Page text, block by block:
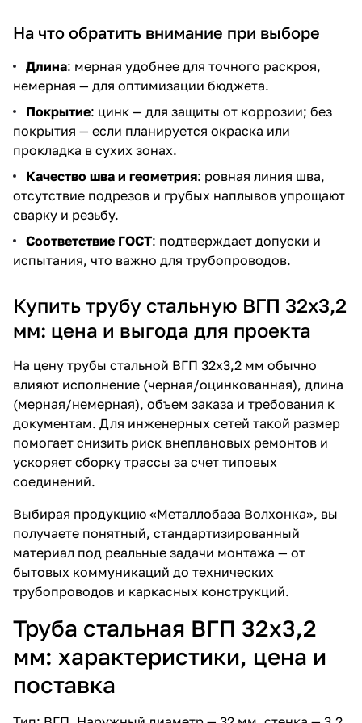
На что обратить внимание при выборе
Длина: мерная удобнее для точного раскроя,
немерная — для оптимизации бюджета.
Покрытие: цинк — для защиты от коррозии; без
покрытия — если планируется окраска или
прокладка в сухих зонах.
Качество шва и геометрия: ровная линия шва,
отсутствие подрезов и грубых наплывов упрощают
сварку и резьбу.
Соответствие ГОСТ: подтверждает допуски и
испытания, что важно для трубопроводов.
Купить трубу стальную ВГП 32х3,2
мм: цена и выгода для проекта
На цену трубы стальной ВГП 32х3,2 мм обычно
влияют исполнение (черная/оцинкованная), длина
(мерная/немерная), объем заказа и требования к
документам. Для инженерных сетей такой размер
помогает снизить риск внеплановых ремонтов и
ускоряет сборку трассы за счет типовых
соединений.
Выбирая продукцию «Металлобаза Волхонка», вы
получаете понятный, стандартизированный
материал под реальные задачи монтажа — от
бытовых коммуникаций до технических
трубопроводов и каркасных конструкций.
Труба стальная ВГП 32х3,2
мм: характеристики, цена и
поставка